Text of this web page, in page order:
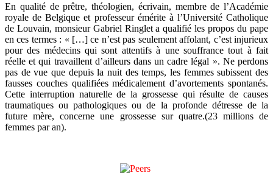
En qualité de prêtre, théologien, écrivain, membre de l’Académie
royale de Belgique et professeur émérite à l’Université Catholique
de Louvain, monsieur Gabriel Ringlet a qualifié les propos du pape
en ces termes : « […] ce n’est pas seulement affolant, c’est injurieux
pour des médecins qui sont attentifs à une souffrance tout à fait
réelle et qui travaillent d’ailleurs dans un cadre légal ». Ne perdons
pas de vue que depuis la nuit des temps, les femmes subissent des
fausses couches qualifiées médicalement d’avortements spontanés.
Cette interruption naturelle de la grossesse qui résulte de causes
traumatiques ou pathologiques ou de la profonde détresse de la
future mère, concerne une grossesse sur quatre.(23 millions de
femmes par an).